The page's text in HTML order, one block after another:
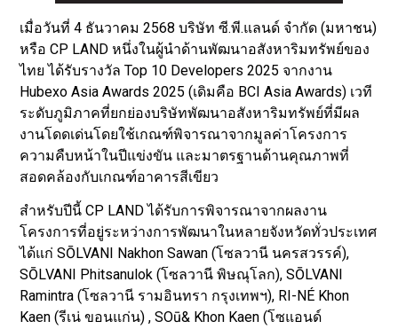
เมื่อวันที่ 4 ธันวาคม 2568 บริษัท ซี.พี.แลนด์ จำกัด (มหาชน)
หรือ CP LAND หนึ่งในผู้นำด้านพัฒนาอสังหาริมทรัพย์ของ
ไทย ได้รับรางวัล Top 10 Developers 2025 จากงาน
Hubexo Asia Awards 2025 (เดิมคือ BCI Asia Awards) เวที
ระดับภูมิภาคที่ยกย่องบริษัทพัฒนาอสังหาริมทรัพย์ที่มีผล
งานโดดเด่นโดยใช้เกณฑ์พิจารณาจากมูลค่าโครงการ
ความคืบหน้าในปีแข่งขัน และมาตรฐานด้านคุณภาพที่
สอดคล้องกับเกณฑ์อาคารสีเขียว
สำหรับปีนี้ CP LAND ได้รับการพิจารณาจากผลงาน
โครงการที่อยู่ระหว่างการพัฒนาในหลายจังหวัดทั่วประเทศ
ได้แก่ SŌLVANI Nakhon Sawan (โซลวานี นครสวรรค์),
SŌLVANI Phitsanulok (โซลวานี พิษณุโลก), SŌLVANI
Ramintra (โซลวานี รามอินทรา กรุงเทพฯ), RI-NÉ Khon
Kaen (รีเน่ ขอนแก่น) , SOū& Khon Kaen (โซแอนด์